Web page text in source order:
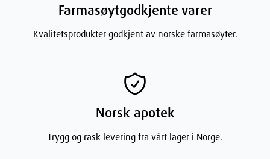
Farmasøytgodkjente varer
Kvalitetsprodukter godkjent av norske farmasøyter.
Norsk apotek
Trygg og rask levering fra vårt lager i Norge.